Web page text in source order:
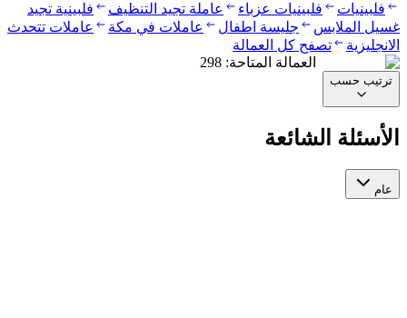
فلبينيات
فلبينيات عزباء عاملة تجيد التنظيف
فلبينية تجيد
غسيل الملابس
جليسة اطفال عاملات في مكة
عاملات تتحدث
الانجليزية
تصفح كل العمالة
العمالة المتاحة:
298
ترتيب حسب
الأسئلة الشائعة
عام